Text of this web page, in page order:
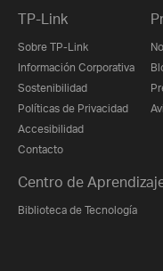
TP-Link
Sobre TP-Link
Información Corporativa
Sostenibilidad
Políticas de Privacidad
Accesibilidad
Contacto
Centro de
Biblioteca de Tecnología